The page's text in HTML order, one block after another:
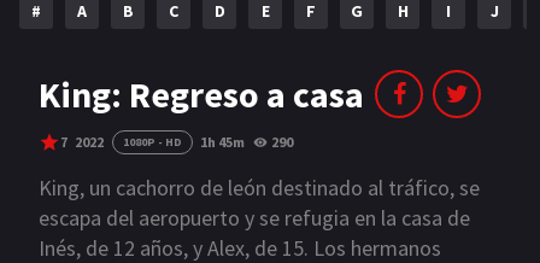
AÑOS
2023 2022
2021 2020
2019 2018
# A B C D E F G H I J
King: Regreso a casa
7 2022 1080P - HD 1h 45m 290
King, un cachorro de león destinado al tráfico, se
escapa del aeropuerto y se refugia en la casa de
Inés, de 12 años, y Alex, de 15. Los hermanos